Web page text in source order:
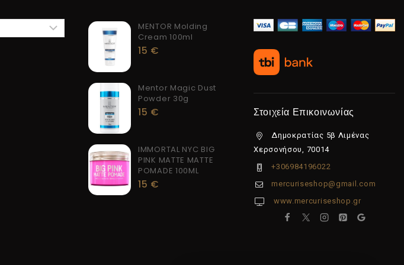
MENTOR Molding
Cream 100ml
15 €
Mentor Magic Dust
Powder 30g
15 €
IMMORTAL NYC BIG
PINK MATTE MATTE
POMADE 100ML
15 €
Στοιχεία Επικοινωνίας
Δημοκρατίας 5β Λιμένας
Χερσονήσου, 70014
+306984196022
mercuriseshop@gmail.com
www.mercuriseshop.gr